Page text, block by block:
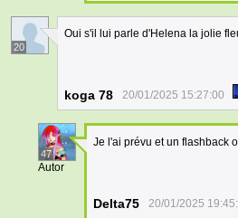
20
Oui s'il lui parle d'Helena la jolie
koga 78 20/01/2025 15:27:00
47
Autor
Je l'ai prévu et un flashback
Delta75 20/01/2025